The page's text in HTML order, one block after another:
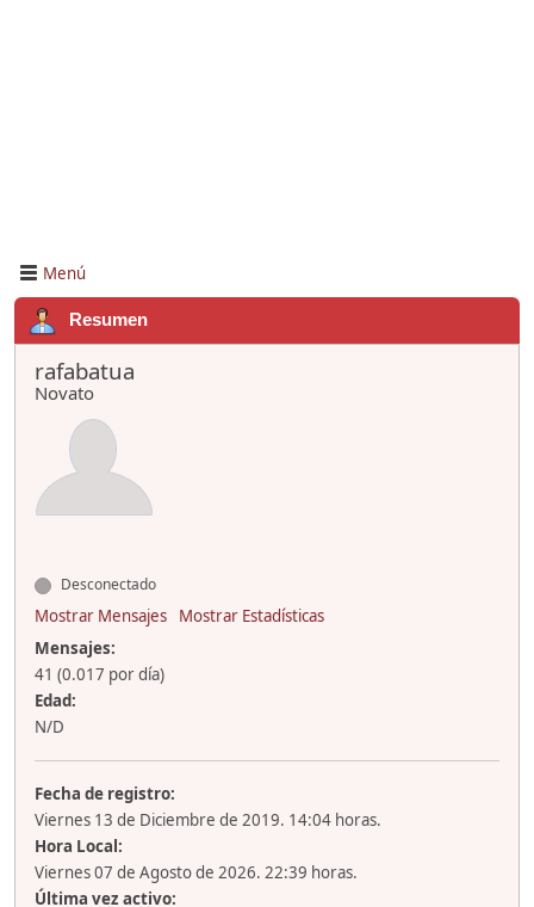
Menú
Resumen
rafabatua
Novato
Desconectado
Mostrar Mensajes
Mostrar Estadísticas
Mensajes:
41 (0.017 por día)
Edad:
N/D
Fecha de registro:
Viernes 13 de Diciembre de 2019. 14:04 horas.
Hora Local:
Viernes 07 de Agosto de 2026. 22:39 horas.
Última vez activo: